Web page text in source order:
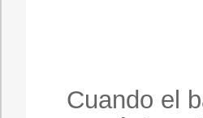
Cuando el